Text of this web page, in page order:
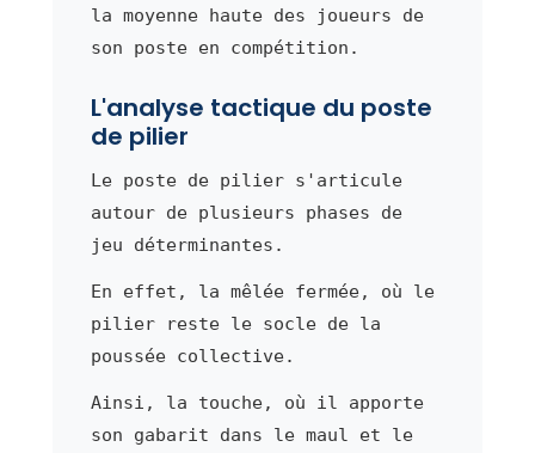
la moyenne haute des joueurs de
son poste en compétition.
L'analyse tactique du poste
de pilier
Le poste de pilier s'articule
autour de plusieurs phases de
jeu déterminantes.
En effet, la mêlée fermée, où le
pilier reste le socle de la
poussée collective.
Ainsi, la touche, où il apporte
son gabarit dans le maul et le